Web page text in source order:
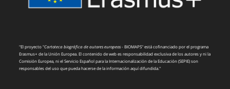
"El proyecto "Cartoteca biográfica de autores europeos- BIOMAPS" está cofinanciado por el programa
Erasmus+ de la Unión Europea. El contenido de web es responsabilidad exclusiva de los autores y ni la
Comisión Europea, ni el Servicio Español para la Internacionalización de la Educación (SEPIE) son
responsables del uso que pueda hacerse de la información aquí difundida."